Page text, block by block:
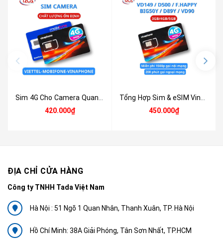
420.000₫
450.000₫
ĐỊA CHỈ CỬA HÀNG
Công ty TNHH Tada Việt Nam
Hà Nội : 51 Ngõ 1 Quan Nhân, Thanh Xuân, TP. Hà Nội
Hồ Chí Minh: 38A Giải Phóng, Tân Sơn Nhất, TP.HCM